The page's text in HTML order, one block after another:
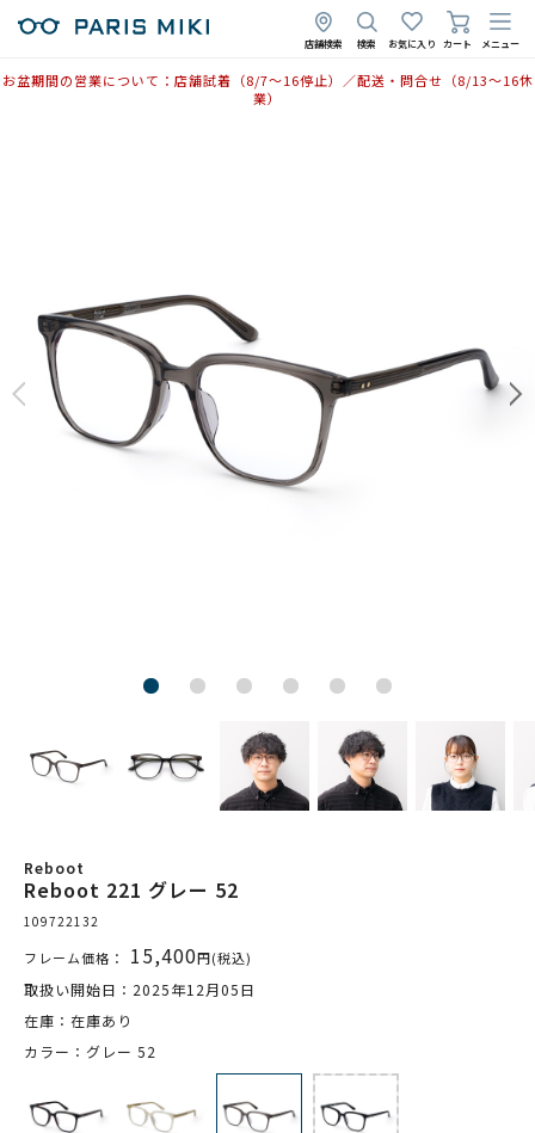
店舗検索 検索 お気に入り カート メニュー
お盆期間の営業について：店舗試着（8/7〜16停止）／配送・問合せ（8/13〜16休
業）
Reboot
Reboot 221 グレー 52
109722132
フレーム価格： 15,400円(税込)
取扱い開始日：2025年12月05日
在庫：在庫あり
カラー：グレー 52
2026年1月5日